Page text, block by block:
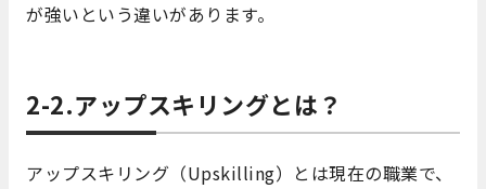
が強いという違いがあります。
2-2.アップスキリングとは？
アップスキリング（Upskilling）とは現在の職業で、